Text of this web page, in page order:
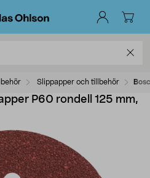
Slippapper och tillbehör
P60 rondell 125 mm,